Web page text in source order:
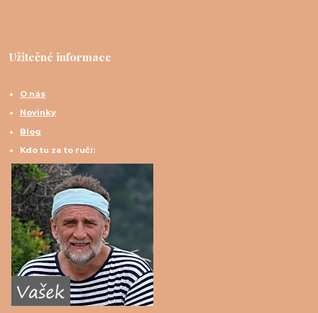
Užitečné informace
O nás
Novinky
Blog
Kdo tu za to ručí: